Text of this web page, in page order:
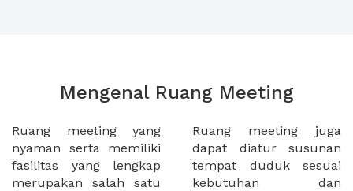
Mengenal Ruang Meeting
Ruang meeting yang
nyaman serta memiliki
fasilitas yang lengkap
merupakan salah satu
Ruang meeting juga
dapat diatur susunan
tempat duduk sesuai
kebutuhan dan